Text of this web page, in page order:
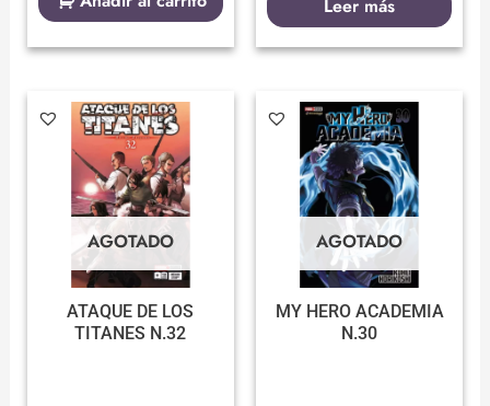
Leer más
AGOTADO
ATAQUE DE LOS
TITANES N.32
AGOTADO
MY HERO ACADEMIA
N.30